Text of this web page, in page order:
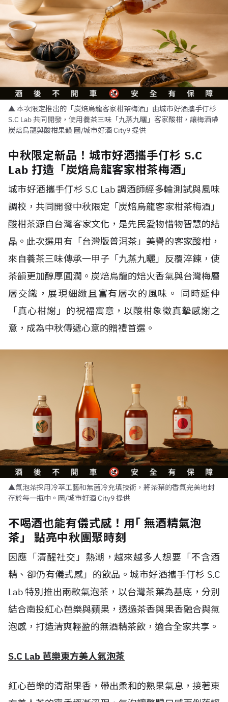
▲ 本次限定推出的「炭焙烏龍客家柑茶梅酒」由城市好酒攜手仃杉
S.C Lab 共同開發，使用養茶三味「九蒸九曬」客家酸柑，讓梅酒帶
炭焙烏龍與酸柑果韻 圖/城市好酒 City9 提供
中秋限定新品！城市好酒攜手仃杉 S.C
Lab 打造「炭焙烏龍客家柑茶梅酒」
城市好酒攜手仃杉 S.C Lab 調酒師經多輪測試與風味
調校，共同開發中秋限定「炭焙烏龍客家柑茶梅酒」
酸柑茶源自台灣客家文化，是先民愛物惜物智慧的結
晶。此次選用有「台灣版普洱茶」美譽的客家酸柑，
來自養茶三味傳承一甲子「九蒸九曬」反覆淬鍊，使
茶韻更加醇厚圓潤。炭焙烏龍的焙火香氣與台灣梅層
層交織，展現細緻且富有層次的風味。 同時延伸
「真心柑謝」的祝福寓意，以酸柑象徵真摯感謝之
意，成為中秋傳遞心意的贈禮首選。
▲氣泡茶採用冷萃工藝和無菌冷充填技術，將茶葉的香氣完美地封
存於每一瓶中。圖/城市好酒 City9 提供
不喝酒也能有儀式感！用｢ 無酒精氣泡
茶」 點亮中秋團聚時刻
因應「清醒社交」熱潮，越來越多人想要「不含酒
精、卻仍有儀式感」的飲品。城市好酒攜手仃杉 S.C
Lab 特別推出兩款氣泡茶，以台灣茶葉為基底，分別
結合南投紅心芭樂與蘋果，透過茶香與果香融合與氣
泡感，打造清爽輕盈的無酒精茶飲，適合全家共享。
S.C Lab 芭樂東方美人氣泡茶
紅心芭樂的清甜果香，帶出柔和的熟果氣息，接著東